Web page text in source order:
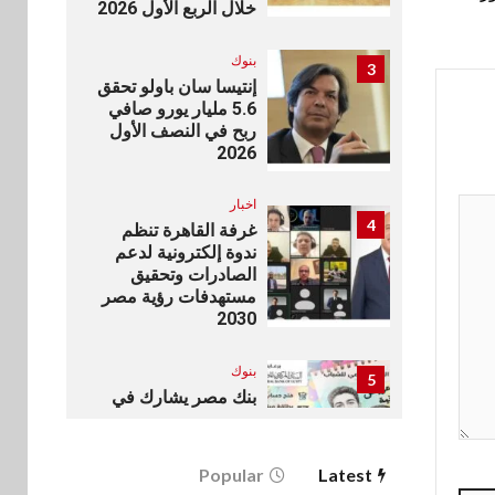
خلال الربع الأول 2026
3 بنوك
إنتيسا سان باولو تحقق
5.6 مليار يورو صافي
ربح في النصف الأول
2026
4
اخبار
غرفة القاهرة تنظم
ندوة إلكترونية لدعم
الصادرات وتحقيق
مستهدفات رؤية مصر
2030
5 بنوك
بنك مصر يشارك في
Latest
Popular